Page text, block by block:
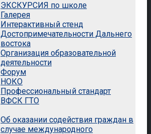
ЭКСКУРСИЯ по школе
Галерея
Интерактивный стенд
Достопримечательности Дальнего
востока
Организация образовательной
деятельности
Форум
НОКО
Профессиональный стандарт
ВФСК ГТО
Об оказании содействия граждан в
случае международного